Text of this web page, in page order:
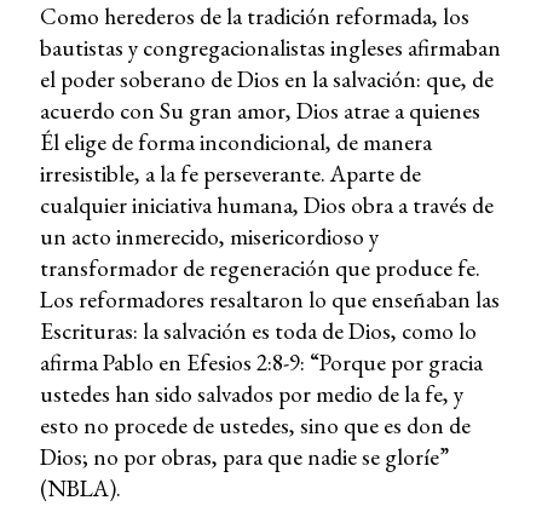
Como herederos de la tradición reformada, los
bautistas y congregacionalistas ingleses afirmaban
el poder soberano de Dios en la salvación: que, de
acuerdo con Su gran amor, Dios atrae a quienes
Él elige de forma incondicional, de manera
irresistible, a la fe perseverante. Aparte de
cualquier iniciativa humana, Dios obra a través de
un acto inmerecido, misericordioso y
transformador de regeneración que produce fe.
Los reformadores resaltaron lo que enseñaban las
Escrituras: la salvación es toda de Dios, como lo
afirma Pablo en Efesios 2:8-9: “Porque por gracia
ustedes han sido salvados por medio de la fe, y
esto no procede de ustedes, sino que es don de
Dios; no por obras, para que nadie se gloríe”
(NBLA).